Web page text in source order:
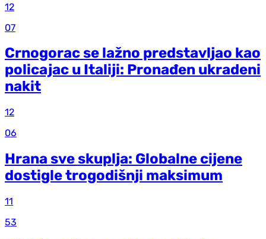
12
07
Crnogorac se lažno predstavljao kao
policajac u Italiji: Pronađen ukradeni
nakit
12
06
Hrana sve skuplja: Globalne cijene
dostigle trogodišnji maksimum
11
53